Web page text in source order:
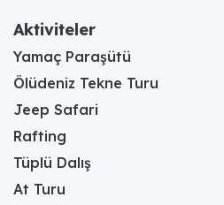
Aktiviteler
Yamaç Paraşütü
Ölüdeniz Tekne Turu
Jeep Safari
Rafting
Tüplü Dalış
At Turu